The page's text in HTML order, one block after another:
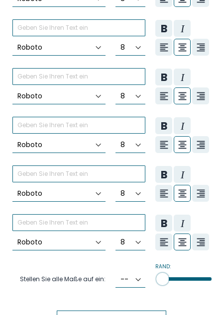
Stellen Sie alle Maße auf ein:
RAND: